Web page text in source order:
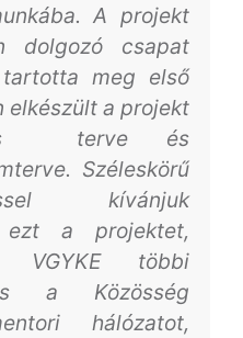
A projekt
dolgozó csapat
meg első
elkészült a projekt
terve és
Széleskörű
kívánjuk
ezt a projektet,
VGYKE többi
a Közösség
hálózatot,